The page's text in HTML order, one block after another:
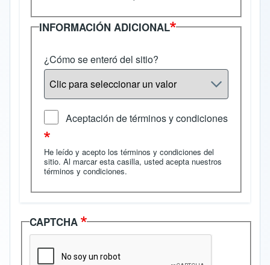
INFORMACIÓN ADICIONAL
¿Cómo se enteró del sitio?
Aceptación de términos y condiciones
He leído y acepto los términos y condiciones del
sitio. Al marcar esta casilla, usted acepta nuestros
términos y condiciones.
CAPTCHA